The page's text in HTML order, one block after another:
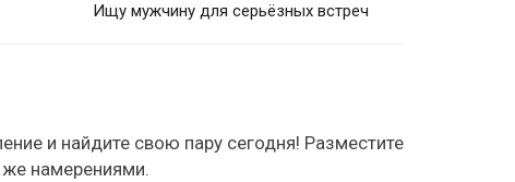
Ищу мужчину для серьёзных встреч
и найдите свою пару сегодня! Разместите
же намерениями.